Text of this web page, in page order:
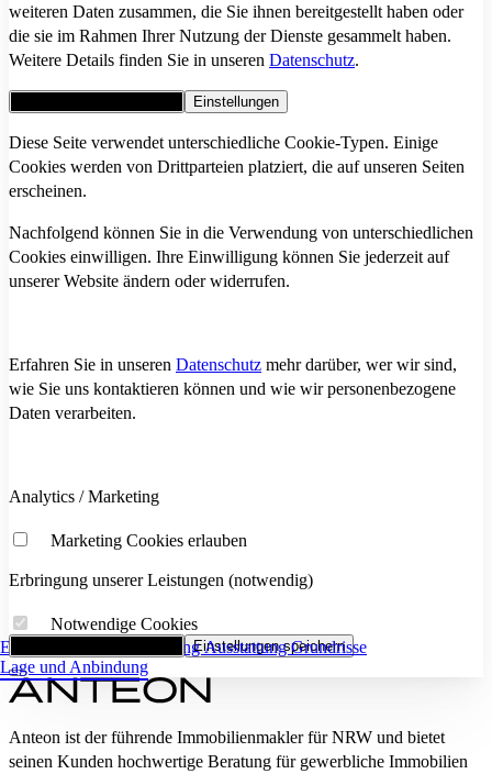
Eckdaten FlächenaufstellungAusstattungGrundrisse
Lage und Anbindung
weiteren Daten zusammen, die Sie ihnen bereitgestellt haben oder
die sie im Rahmen Ihrer Nutzung der Dienste gesammelt haben.
Weitere Details finden Sie in unseren Datenschutz.
Einstellungen
Diese Seite verwendet unterschiedliche Cookie-Typen. Einige
Cookies werden von Drittparteien platziert, die auf unseren Seiten
erscheinen.
Nachfolgend können Sie in die Verwendung von unterschiedlichen
Cookies einwilligen. Ihre Einwilligung können Sie jederzeit auf
unserer Website ändern oder widerrufen.
Erfahren Sie in unseren Datenschutz mehr darüber, wer wir sind,
wie Sie uns kontaktieren können und wie wir personenbezogene
Daten verarbeiten.
Analytics / Marketing
Marketing Cookies erlauben
Erbringung unserer Leistungen (notwendig)
Notwendige Cookies
Einstellungen speichern
Anteon ist der führende Immobilienmakler für NRW und bietet
seinen Kunden hochwertige Beratung für gewerbliche Immobilien